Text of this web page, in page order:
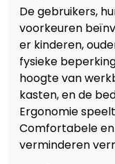
De gebruikers,
voorkeuren
er kinderen,
fysieke
hoogte van
kasten, en de
Ergonomie
Comfortabele
verminderen